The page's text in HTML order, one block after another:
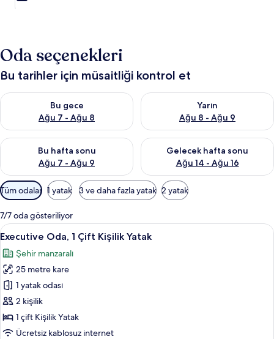
Oda seçenekleri
Bu tarihler için müsaitliği kontrol et
Bu gece
Ağu 7 - Ağu 8
Bu gece için müsaitliği kontrol et Ağu 7 - Ağu 8
Yarın
Ağu 8 - Ağu 9
Yarın için müsaitliği kontrol
Bu hafta sonu
Ağu 7 - Ağu 9
Bu hafta sonu için müsaitliği kontrol et Ağu 7 - Ağu 9
Gelecek hafta sonu
Ağu 14 - Ağu 16
Önümüzdeki hafta sonu için
Odalar
için
mevcut
filtreler
Tüm odalar 1 yatak 3 ve daha fazla yatak 2 yatak
7/7 oda gösteriliyor
Executive
Oda,
1
Çift
Kişilik
Yatak
için
tüm
Executive Oda, 1 Çift Kişilik Yatak |
7
Executive Oda, 1 Çift Kişilik Yatak
Şehir manzaralı
25 metre kare
1 yatak odası
2 kişilik
1 çift Kişilik Yatak
Ücretsiz kablosuz internet